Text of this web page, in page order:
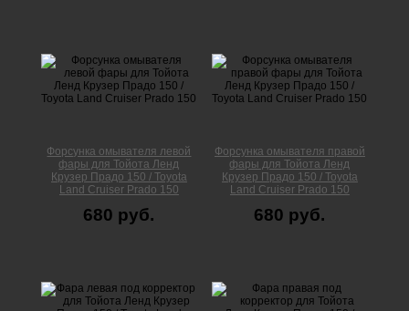
Форсунка омывателя левой
фары для Тойота Ленд
Крузер Прадо 150 / Toyota
Land Cruiser Prado 150
680 руб.
Форсунка омывателя правой
фары для Тойота Ленд
Крузер Прадо 150 / Toyota
Land Cruiser Prado 150
680 руб.